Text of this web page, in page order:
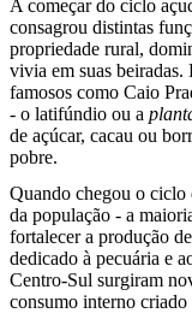
A começar do ciclo
consagrou distintas
propriedade rural,
vivia em suas
famosos como Caio
- o latifúndio ou a
de açúcar, cacau ou
pobre.
Quando chegou o ciclo
da população - a
fortalecer a produção
dedicado à pecuária e
Centro-Sul surgiram
consumo interno criado